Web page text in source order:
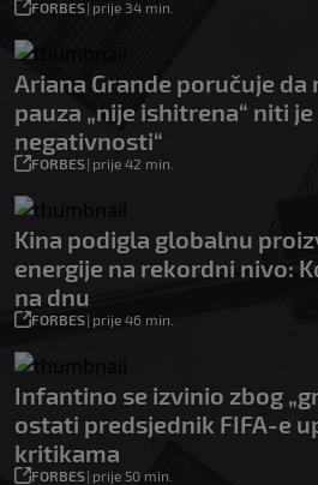
FORBES| prije 34 min.
Ariana Grande poručuje
pauza „nije ishitrena“ niti
negativnosti“
FORBES| prije 42 min.
Kina podigla globalnu
energije na rekordni nivo:
na dnu
FORBES| prije 46 min.
Infantino se izvinio zbog
ostati predsjednik FIFA-e
kritikama
FORBES| prije 50 min.